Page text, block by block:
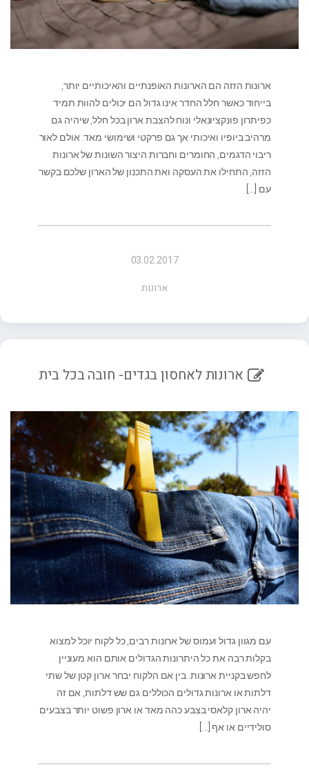
ארונות הזזה הם הארונות האופנתיים והאיכותיים יותר,
בייחוד כאשר חלל החדר אינו גדול הם יכולים להוות תמיד
כפיתרון פונקציונאלי ונוח להצבת ארון בכל חלל, שיהיה גם
מרהיב ביופיו ואיכותי אך גם פרקטי ושימושי מאד. אולם לאור
ריבוי הדגמים, החומרים וחברות היצור השונות של ארונות
הזזה, התחילו את העסקה ואת התכנון של הארון שלכם בקשר
עם […]
03.02.2017
ארונות
ארונות לאחסון בגדים- חובה בכל בית‎
עם מגוון גדול ועמוס של ארונות רבים, כל לקוח יוכל למצוא
בקלות רבה את כל היתרונות הגדולים אותם הוא מעוניין
לחפש בקניית ארונות. בין אם הלקוח יבחר ארון קטן של שתי
דלתות או ארונות גדולים הכוללים גם שש דלתות, אם זה
יהיה ארון קלאסי בצבע כהה מאד או ארון פשוט יותר בצבעים
סולידיים או אף […]